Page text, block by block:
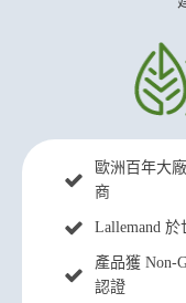
歐洲百年大
商
Lallemand
產品獲 Non-
認證